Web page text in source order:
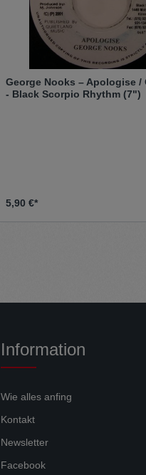
George Nooks – Apologise /
- Black Scorpio Rhythm (7")
5,90 €*
Information
Wie alles anfing
Kontakt
Newsletter
Facebook